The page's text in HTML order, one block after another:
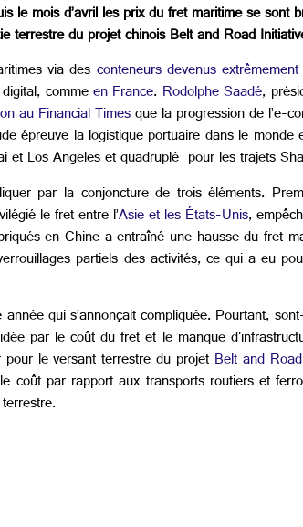
le mois d’avril les prix du fret maritime se sont
terrestre du projet chinois Belt and Road
via des conteneurs devenus
commeen France. Rodolphe Saadé,
au Financial Timesque la progression de l’e-
épreuve la logistique portuaire dans le monde
et Los Angeleset quadruplé pour les trajets
par la conjoncture de trois éléments.
le fret entre l’Asie et les États-Unis,
en Chine a entraîné une hausse du fret
partiels des activités, ce qui a eu
qui s’annonçait compliquée. Pourtant,
par le coût du fret et le manque
le versant terrestre du projet Belt and
par rapport aux transports routiers et